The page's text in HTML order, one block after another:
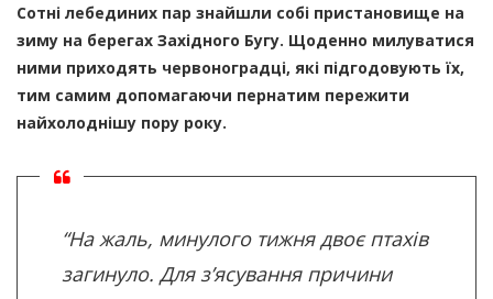
Сотні лебединих пар знайшли собі пристановище на
зиму на берегах Західного Бугу. Щоденно милуватися
ними приходять червоноградці, які підгодовують їх,
тим самим допомагаючи пернатим пережити
найхолоднішу пору року.
“На жаль, минулого тижня двоє птахів
загинуло. Для з’ясування причини